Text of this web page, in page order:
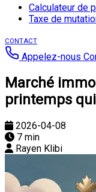
Calculateur de
Taxe de
CONTACT
Appelez-nous
Marché
printemps
2026-04-08
7 min
Rayen Klibi